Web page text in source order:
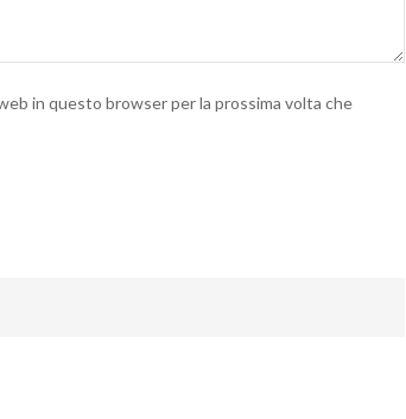
in questo browser per la prossima volta che